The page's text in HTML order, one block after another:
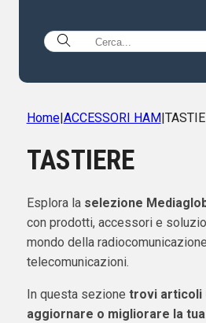
Home| ACCESSORI HAM
TASTIERE
Esplora la selezione
con prodotti, accessori e
mondo della
telecomunicazioni.
In questa sezione trovi articoli
aggiornare o migliorare la